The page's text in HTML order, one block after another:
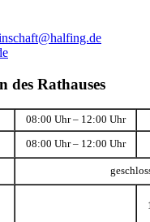
des Rathauses
08:00 Uhr – 12:00 Uhr
08:00 Uhr – 12:00 Uhr